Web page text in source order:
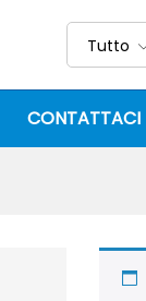
Tutto
CONTATTACI